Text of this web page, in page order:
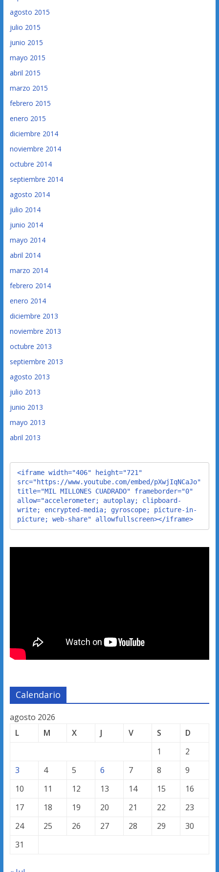
agosto 2015
julio 2015
junio 2015
mayo 2015
abril 2015
marzo 2015
febrero 2015
enero 2015
diciembre 2014
noviembre 2014
octubre 2014
septiembre 2014
agosto 2014
julio 2014
junio 2014
mayo 2014
abril 2014
marzo 2014
febrero 2014
enero 2014
diciembre 2013
noviembre 2013
octubre 2013
septiembre 2013
agosto 2013
julio 2013
junio 2013
mayo 2013
abril 2013
<iframe width="406" height="721"
src="https://www.youtube.com/embed/pXwjIqNCaJo"
title="MIL MILLONES CUADRADO" frameborder="0"
allow="accelerometer; autoplay; clipboard-
write; encrypted-media; gyroscope; picture-in-
picture; web-share" allowfullscreen></iframe>
Calendario
agosto 2026
L
M X J V S
D
1
2
3
4 5 6 7 8
9
10
11 12 13 14 15
16
17
18 19 20 21 22
23
24
25 26 27 28 29
30
31